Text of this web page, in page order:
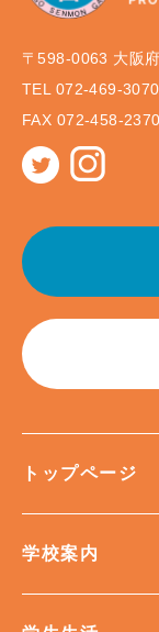
〒598-0063 大阪
TEL 072-469-3070
FAX 072-458-2370
トップページ
学校案内